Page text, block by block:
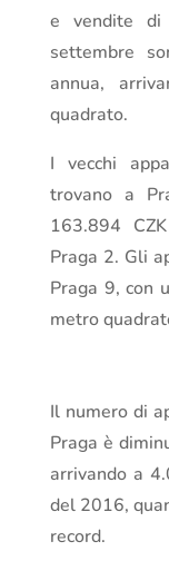
e vendite di
settembre
annua,
quadrato.
I vecchi
trovano a
163.894
Praga 2. Gli
Praga 9, con
metro
Il numero di
Praga è
arrivando a
del 2016,
record.